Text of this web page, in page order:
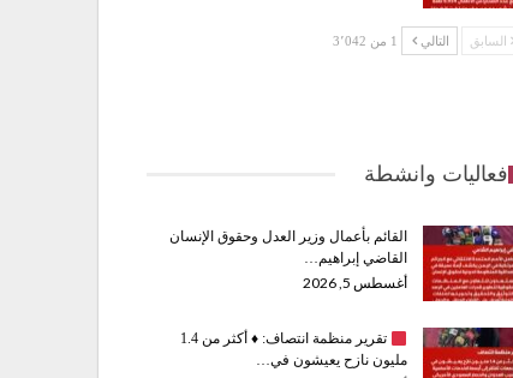
السابق التالي 1 من 3٬042
فعاليات وانشطة
القائم بأعمال وزير العدل وحقوق الإنسان
القاضي إبراهيم…
أغسطس 5, 2026
تقرير منظمة انتصاف: ♦️
أكثر من 1.4
مليون نازح يعيشون في…